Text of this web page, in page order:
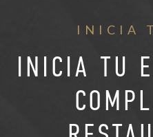
INICIA
INICIA TU